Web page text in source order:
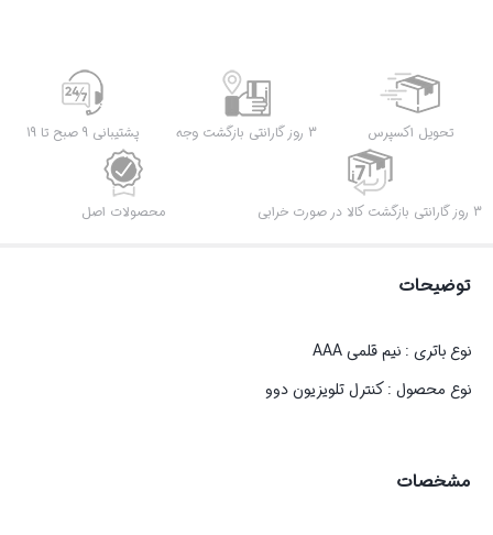
تحویل اکسپرس 3 روز گارانتی بازگشت وجه پشتیبانی 9 صبح تا 19
3 روز گارانتی بازگشت کالا در صورت خرابی محصولات اصل
توضیحات
نوع باتری : نیم قلمی AAA
نوع محصول :کنترل تلویزیون دوو
مشخصات